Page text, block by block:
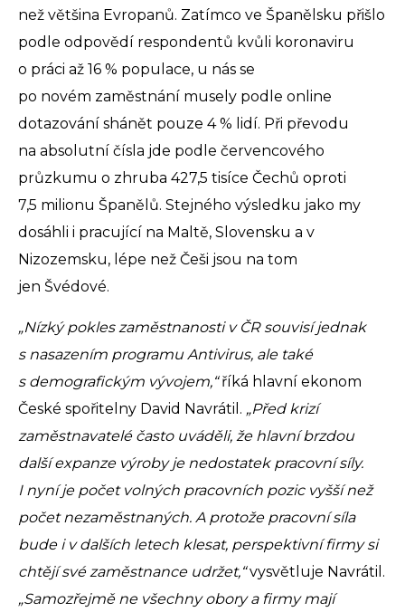
než většina Evropanů. Zatímco ve Španělsku přišlo
podle odpovědí respondentů kvůli koronaviru
o práci až 16 % populace, u nás se
po novém zaměstnání musely podle online
dotazování shánět pouze 4 % lidí. Při převodu
na absolutní čísla jde podle červencového
průzkumu o zhruba 427,5 tisíce Čechů oproti
7,5 milionu Španělů. Stejného výsledku jako my
dosáhli i pracující na Maltě, Slovensku a v
Nizozemsku, lépe než Češi jsou na tom
jen Švédové.
„Nízký pokles zaměstnanosti v ČR souvisí jednak
s nasazením programu Antivirus, ale také
s demografickým vývojem,“říká hlavní ekonom
České spořitelny David Navrátil. „Před krizí
zaměstnavatelé často uváděli, že hlavní brzdou
další expanze výroby je nedostatek pracovní síly.
I nyní je počet volných pracovních pozic vyšší než
počet nezaměstnaných. A protože pracovní síla
bude i v dalších letech klesat, perspektivní firmy si
chtějí své zaměstnance udržet,“vysvětluje Navrátil.
„Samozřejmě ne všechny obory a firmy mají